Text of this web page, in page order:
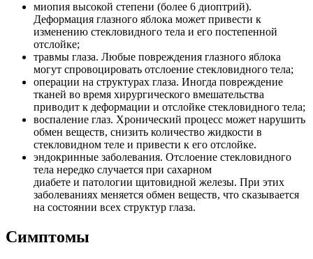
миопия высокой степени (более 6 диоптрий).
Деформация глазного яблока может привести к
изменению стекловидного тела и его постепенной
отслойке;
травмы глаза. Любые повреждения глазного яблока
могут спровоцировать отслоение стекловидного тела;
операции на структурах глаза. Иногда повреждение
тканей во время хирургического вмешательства
приводит к деформации и отслойке стекловидного тела;
воспаление глаз. Хронический процесс может нарушить
обмен веществ, снизить количество жидкости в
стекловидном теле и привести к его отслойке.
эндокринные заболевания. Отслоение стекловидного
тела нередко случается при сахарном
диабете и патологии щитовидной железы. При этих
заболеваниях меняется обмен веществ, что сказывается
на состоянии всех структур глаза.
Симптомы